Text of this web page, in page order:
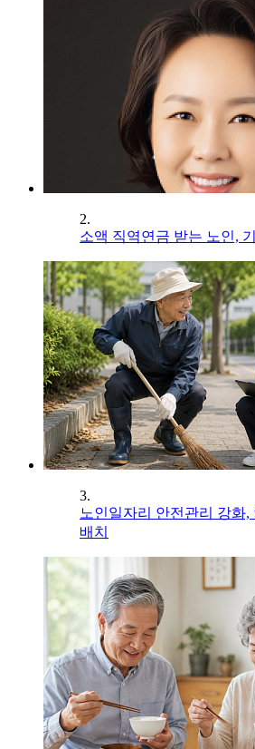
2.
소액 직역연금 받는 노인,
3.
노인일자리 안전관리 강화,
배치